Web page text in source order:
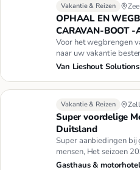
Vakantie & Reizen
OPHAAL EN
CARAVAN-BOOT -
Voor het wegbrengen
naar uw vakantie
.Transporten vinden
Van Lieshout
Vakantie & Reizen
Super voordelige
Duitsland
Super aanbiedingen bij
mensen, Het seizoen
wellicht bent u nog op …
Gasthaus &